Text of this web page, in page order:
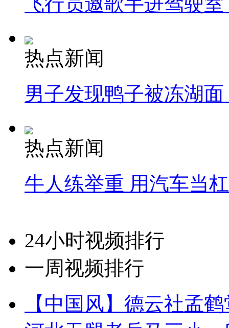
热点新闻
男子发现鸭子被冻湖
热点新闻
牛人练举重 用汽车当
24小时视频排行
一周视频排行
【中国风】德云社孟